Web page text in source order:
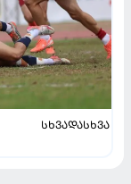
ᲡᲮᲕᲐᲓᲐᲡᲮᲕᲐ